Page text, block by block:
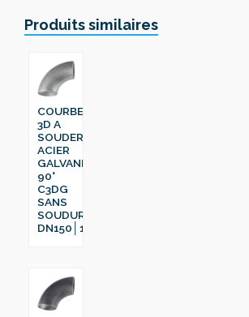
Produits similaires
COURBE
3D A
SOUDER
ACIER
GALVANISÉ
90°
C3DG
SANS
SOUDURE
DN150│168.6